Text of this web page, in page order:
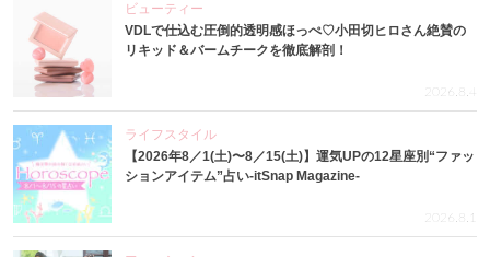
ビューティー
VDLで仕込む圧倒的透明感ほっぺ♡小田切ヒロさん絶賛の
リキッド＆バームチークを徹底解剖！
2026.8.4
ライフスタイル
【2026年8／1(土)〜8／15(土)】運気UPの12星座別“ファッ
ションアイテム”占い-itSnap Magazine-
2026.8.1